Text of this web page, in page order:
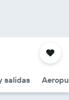
salidas